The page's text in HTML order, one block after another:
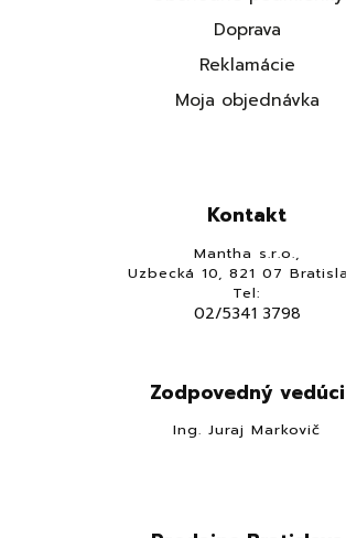
Doprava
Reklamácie
Moja objednávka
Kontakt
Mantha s.r.o.,
Uzbecká 10, 821 07
Tel:
02/5341 3798
Zodpovedný vedúci
Ing. Juraj Markovič